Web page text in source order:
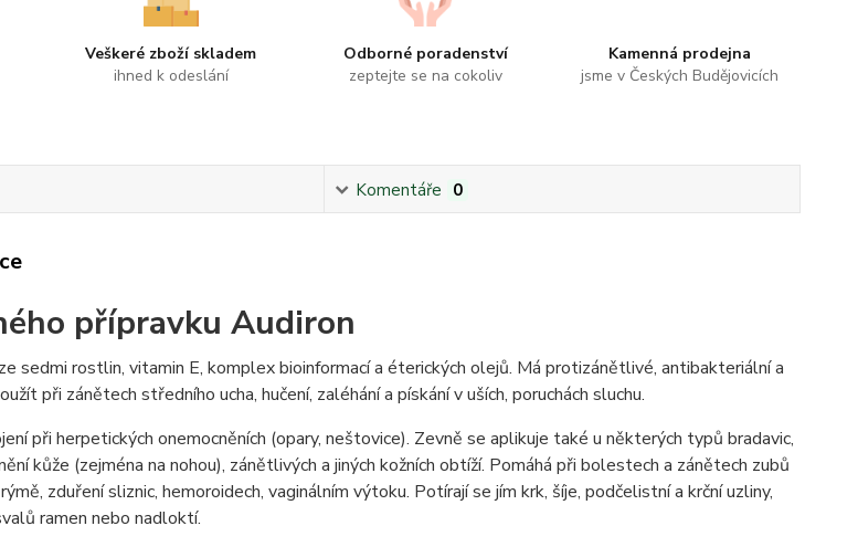
Veškeré zboží skladem
ihned k odeslání
Odborné poradenství
zeptejte se na cokoliv
Kamenná prodejna
jsme v Českých Budějovicích
Komentáře 0
přípravku Audiron
sedmi rostlin, vitamin E, komplex bioinformací a éterických olejů. Má protizánětlivé, antibakteriální a
při zánětech středního ucha, hučení, zaléhání a pískání v uších, poruchách sluchu.
při herpetických onemocněních (opary, neštovice). Zevně se aplikuje také u některých typů bradavic,
kůže (zejména na nohou), zánětlivých a jiných kožních obtíží. Pomáhá při bolestech a zánětech zubů
zduření sliznic, hemoroidech, vaginálním výtoku. Potírají se jím krk, šíje, podčelistní a krční uzliny,
ramen nebo nadloktí.